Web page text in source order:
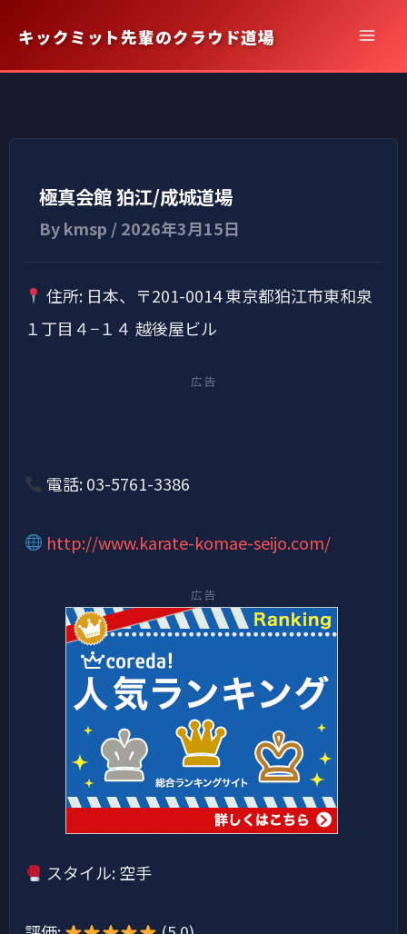
を
キ
キックミット先輩のクラウド道場
極真会館 狛江/成城道場
Bykmsp /2026年3月15日
住所: 日本、〒201-0014 東京都狛江市東和泉
１丁目４−１４ 越後屋ビル
広告
電話: 03-5761-3386
http://www.karate-komae-seijo.com/
広告
スタイル: 空手